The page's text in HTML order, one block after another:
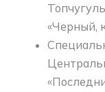
«Черный,